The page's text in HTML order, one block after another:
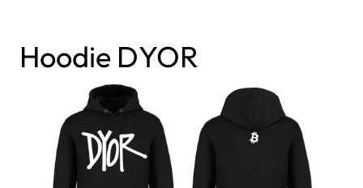
Hoodie DYOR